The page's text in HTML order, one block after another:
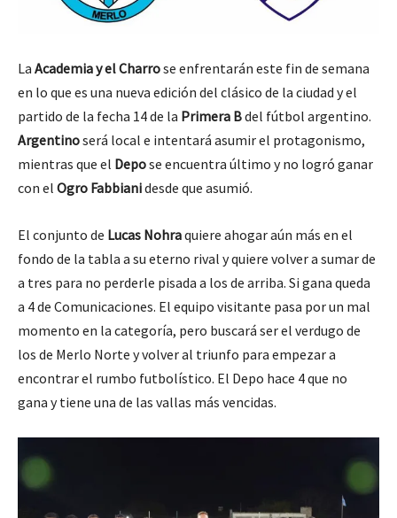
La Academia y el Charrose enfrentarán este fin de semana
en lo que es una nueva edición del clásico de la ciudad y el
partido de la fecha 14 de la Primera Bdel fútbol argentino.
Argentinoserá local e intentará asumir el protagonismo,
mientras que el Depose encuentra último y no logró ganar
con el Ogro Fabbianidesde que asumió.
El conjunto de Lucas Nohraquiere ahogar aún más en el
fondo de la tabla a su eterno rival y quiere volver a sumar de
a tres para no perderle pisada a los de arriba. Si gana queda
a 4 de Comunicaciones. El equipo visitante pasa por un mal
momento en la categoría, pero buscará ser el verdugo de
los de Merlo Norte y volver al triunfo para empezar a
encontrar el rumbo futbolístico. El Depo hace 4 que no
gana y tiene una de las vallas más vencidas.